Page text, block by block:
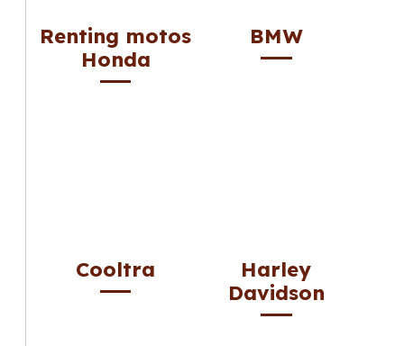
Renting motos
Honda
BMW
Cooltra
Harley
Davidson